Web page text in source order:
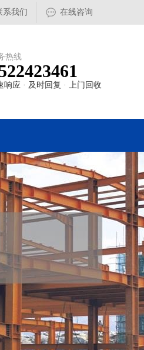
系我们 在线咨询
热线
响应 · 及时回复 · 上门回收